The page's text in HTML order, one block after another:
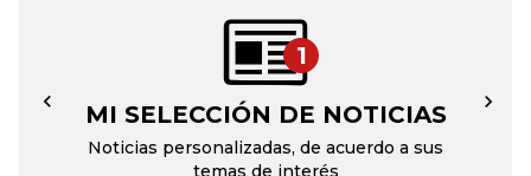
1
MI SELECCIÓN DE NOTICIAS
Noticias personalizadas, de acuerdo a sus
temas de interés
← →